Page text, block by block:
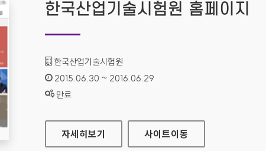
한국산업기술시험원 홈페이지
기관명 :
한국산업기술시험원
인증기간 :
2015.06.30 ~ 2016.06.29
상태 :
만료
한국산업기술시험원 홈페이지
자세히보기 사이트이동